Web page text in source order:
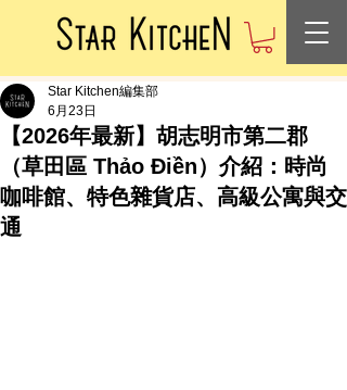
【2026年最新】胡志明市第二郡
（草田區 Thảo Điền）介紹：時尚
咖啡館、特色雜貨店、高級公寓與交
通
Star Kitchen編集部
6月23日